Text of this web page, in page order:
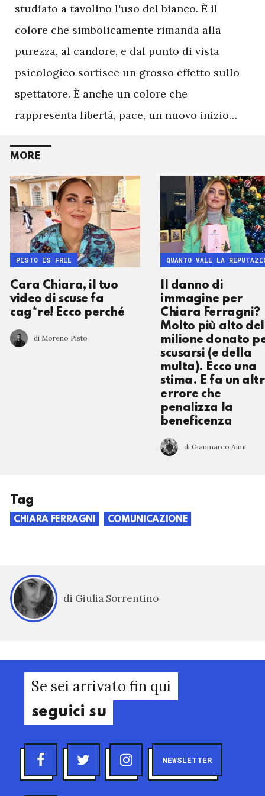
studiato a tavolino l'uso del bianco. È il
colore che simbolicamente rimanda alla
purezza, al candore, e dal punto di vista
psicologico sortisce un grosso effetto sullo
spettatore. È anche un colore che
rappresenta libertà, pace, un nuovo inizio…
MORE
Cara Chiara, il tuo
video di scuse fa
cag*re! Ecco perché
di Moreno Pisto
PISTO IS FREE
Il danno di
immagine per
Chiara Ferragni?
Molto più alto del
milione donato
scusarsi (e della
multa). Ecco una
stima. E fa un
errore che
penalizza la
beneficenza
di Gianmarco Aimi
QUANTO VALE LA
Tag
CHIARA FERRAGNI COMUNICAZIONE
di Giulia Sorrentino
Se sei arrivato fin qui
seguici su
NEWSLETTER